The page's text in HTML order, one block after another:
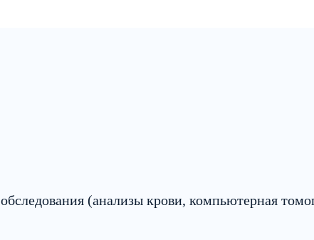
(анализы крови, компьютерная